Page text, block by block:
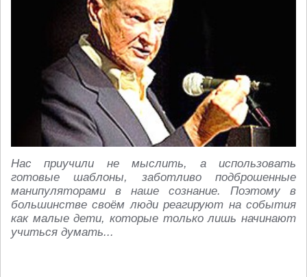
Нас приучили не мыслить, а использовать
готовые шаблоны, заботливо подброшенные
манипуляторами в наше сознание. Поэтому в
большинстве своём люди реагируют на события
как малые дети, которые только лишь начинают
учиться думать...